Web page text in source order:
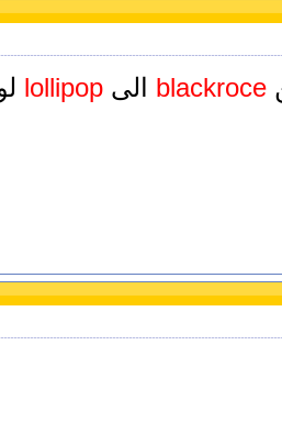
blackroce الى lollipop